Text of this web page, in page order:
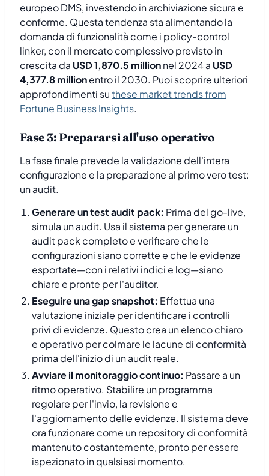
europeo DMS, investendo in archiviazione sicura e
conforme. Questa tendenza sta alimentando la
domanda di funzionalità come i policy-control
linker, con il mercato complessivo previsto in
crescita da USD 1,870.5 millionnel 2024 a USD
4,377.8 millionentro il 2030. Puoi scoprire ulteriori
approfondimenti suthese market trends from
Fortune Business Insights.
Fase 3: Prepararsi all'uso operativo
La fase finale prevede la validazione dell'intera
configurazione e la preparazione al primo vero test:
un audit.
Generare un test audit pack: Prima del go-live,
simula un audit. Usa il sistema per generare un
audit pack completo e verificare che le
configurazioni siano corrette e che le evidenze
esportate—con i relativi indici e log—siano
chiare e pronte per l'auditor.
Eseguire una gap snapshot: Effettua una
valutazione iniziale per identificare i controlli
privi di evidenze. Questo crea un elenco chiaro
e operativo per colmare le lacune di conformità
prima dell'inizio di un audit reale.
Avviare il monitoraggio continuo: Passare a un
ritmo operativo. Stabilire un programma
regolare per l'invio, la revisione e
l'aggiornamento delle evidenze. Il sistema deve
ora funzionare come un repository di conformità
mantenuto costantemente, pronto per essere
ispezionato in qualsiasi momento.